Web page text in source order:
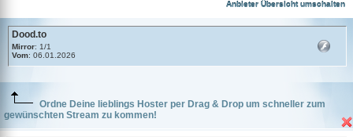
Anbieter Übersicht umschalten
Dood.to
Mirror: 1/1
Vom: 06.01.2026
Ordne Deine lieblings Hoster per Drag & Drop um schneller zum
gewünschten Stream zu kommen!